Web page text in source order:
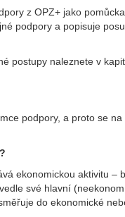
z OPZ+ jako
podpory a popisuje
postupy naleznete v
podpory, a proto se
ekonomickou aktivitu –
své hlavní
do ekonomické